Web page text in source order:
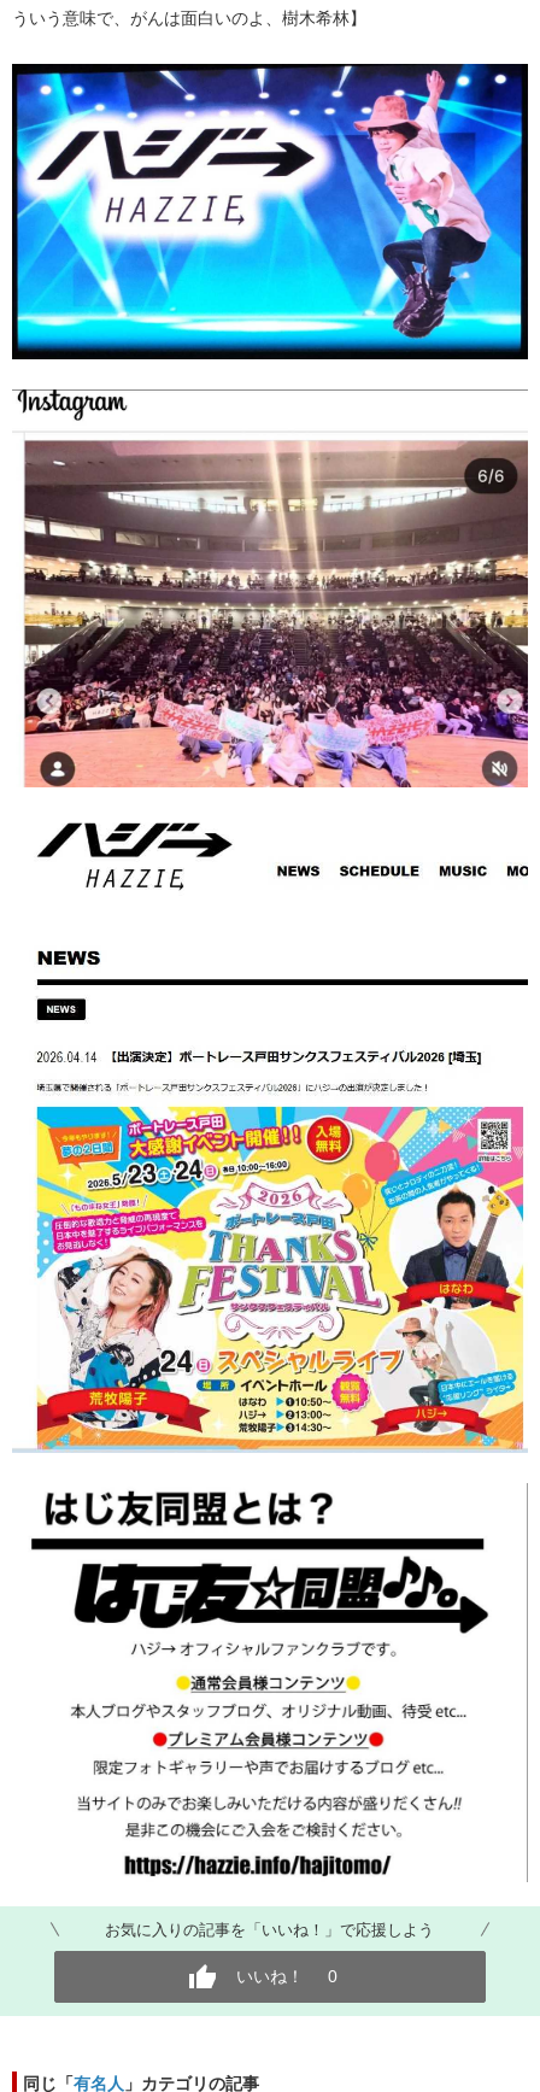
ういう意味で、がんは面白いのよ、樹木希林】
お気に入りの記事を「いいね！」で応援しよう
いいね！ 0
同じ「有名人 」カテゴリの記事